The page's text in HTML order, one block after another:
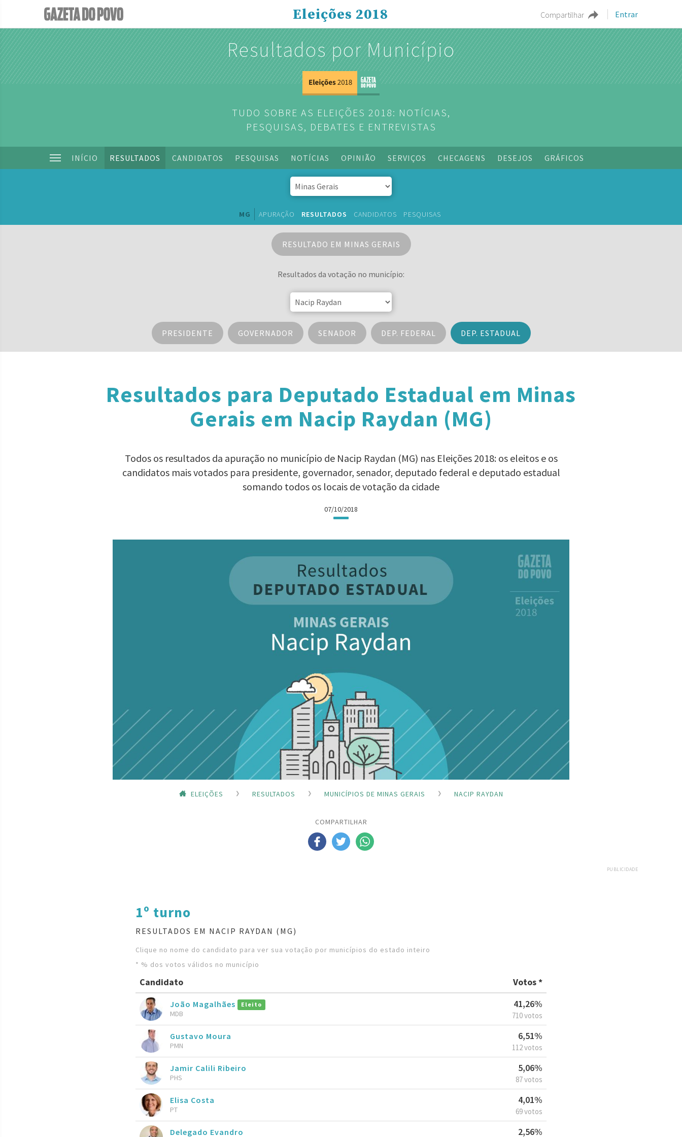
Compartilhar Entrar
Eleições 2018
Resultados por Município
TUDO SOBRE AS ELEIÇÕES 2018: NOTÍCIAS,
PESQUISAS, DEBATES E ENTREVISTAS
INÍCIO RESULTADOS CANDIDATOS PESQUISAS NOTÍCIAS OPINIÃO SERVIÇOS CHECAGENS DESEJOS GRÁFICOS
MG APURAÇÃO RESULTADOS CANDIDATOS PESQUISAS
RESULTADO EM MINAS GERAIS
Resultados da votação no município:
PRESIDENTE GOVERNADOR SENADOR DEP. FEDERAL DEP. ESTADUAL
Resultados para Deputado Estadual em Minas
Gerais em Nacip Raydan (MG)
Todos os resultados da apuração no município de Nacip Raydan (MG) nas Eleições 2018: os eleitos e os
candidatos mais votados para presidente, governador, senador, deputado federal e deputado estadual
somando todos os locais de votação da cidade
07/10/2018
ELEIÇÕES RESULTADOS MUNICÍPIOS DE MINAS GERAIS NACIP RAYDAN
COMPARTILHAR
PUBLICIDADE
1º turno
RESULTADOS EM NACIP RAYDAN (MG)
Clique no nome do candidato para ver sua votação por municípios do estado inteiro
* % dos votos válidos no município
Candidato Votos *
João Magalhães Eleito
MDB
41,26%
710 votos
Gustavo Moura
PMN
6,51%
112 votos
Jamir Calili Ribeiro
PHS
5,06%
87 votos
Elisa Costa
PT
4,01%
69 votos
Delegado Evandro 2,56%